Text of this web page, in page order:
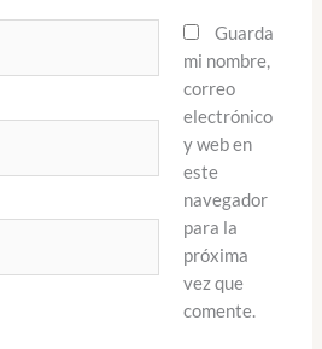
Guarda
mi nombre,
correo
electrónico
y web en
este
navegador
para la
próxima
vez que
comente.